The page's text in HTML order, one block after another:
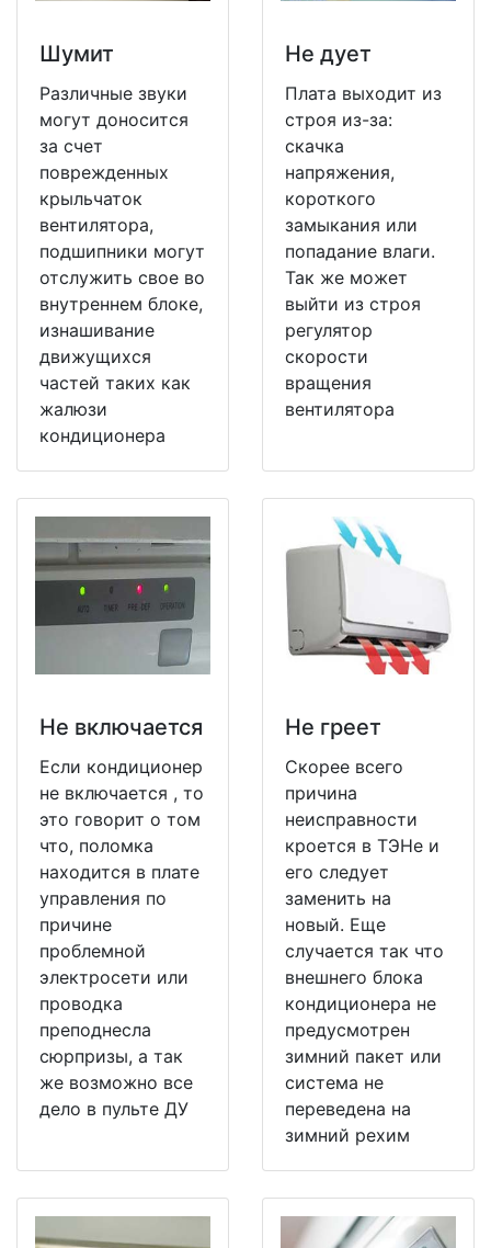
Шумит
Различные звуки
могут доносится
за счет
поврежденных
крыльчаток
вентилятора,
подшипники могут
отслужить свое во
внутреннем блоке,
изнашивание
движущихся
частей таких как
жалюзи
кондиционера
Не дует
Плата выходит из
строя из-за:
скачка
напряжения,
короткого
замыкания или
попадание влаги.
Так же может
выйти из строя
регулятор
скорости
вращения
вентилятора
Не включается
Если кондиционер
не включается , то
это говорит о том
что, поломка
находится в плате
управления по
причине
проблемной
электросети или
проводка
преподнесла
сюрпризы, а так
же возможно все
дело в пульте ДУ
Не греет
Скорее всего
причина
неисправности
кроется в ТЭНе и
его следует
заменить на
новый. Еще
случается так что
внешнего блока
кондиционера не
предусмотрен
зимний пакет или
система не
переведена на
зимний рехим